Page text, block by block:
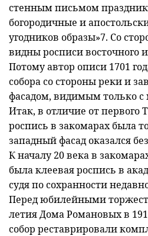
стенным письмом
богородичные и
угодников образы»7. Со
видны росписи восточного
Потому автор описи 1701
собора со стороны реки и
фасадом, видимым только с
Итак, в отличие от первого
роспись в закомарах была
западный фасад оказался
К началу 20 века в
была клеевая роспись в
судя по сохранности
Перед юбилейными
летия Дома Романовых в
собор реставрировали